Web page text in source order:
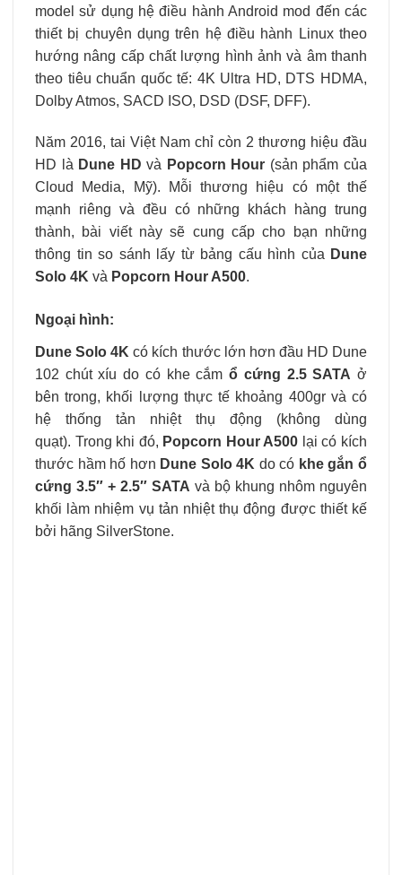
model sử dụng hệ điều hành Android mod đến các
thiết bị chuyên dụng trên hệ điều hành Linux theo
hướng nâng cấp chất lượng hình ảnh và âm thanh
theo tiêu chuẩn quốc tế: 4K Ultra HD, DTS HDMA,
Dolby Atmos, SACD ISO, DSD (DSF, DFF).
Năm 2016, tai Việt Nam chỉ còn 2 thương hiệu đầu
HD là Dune HD và Popcorn Hour (sản phẩm của
Cloud Media, Mỹ). Mỗi thương hiệu có một thế
mạnh riêng và đều có những khách hàng trung
thành, bài viết này sẽ cung cấp cho bạn những
thông tin so sánh lấy từ bảng cấu hình của Dune
Solo 4K và Popcorn Hour A500.
Ngoại hình:
Dune Solo 4K có kích thước lớn hơn đầu HD Dune
102 chút xíu do có khe cắmổ cứng 2.5 SATA ở
bên trong, khối lượng thực tế khoảng 400gr và có
hệ thống tản nhiệt thụ động (không dùng
quạt). Trong khi đó, Popcorn Hour A500 lại có kích
thước hầm hố hơn Dune Solo 4K do có khe gắn ổ
cứng 3.5″ + 2.5″ SATA và bộ khung nhôm nguyên
khối làm nhiệm vụ tản nhiệt thụ động được thiết kế
bởi hãng SilverStone.